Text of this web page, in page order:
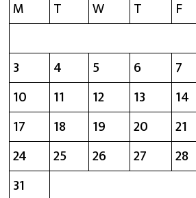
M
T W T F
3
4 5 6 7
10
11 12 13 14
17
18 19 20 21
24
25 26 27 28
31